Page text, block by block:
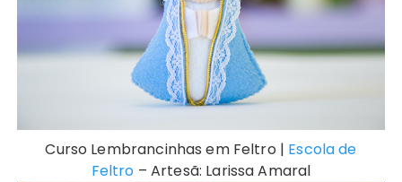
Curso Lembrancinhas em Feltro | Escola de
Feltro – Artesã: Larissa Amaral